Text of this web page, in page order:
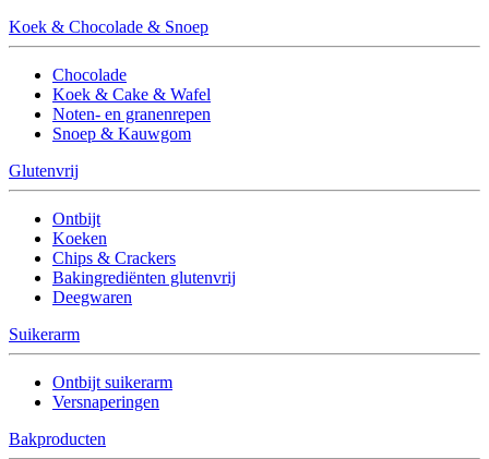
Koek & Chocolade & Snoep
Chocolade
Koek & Cake & Wafel
Noten- en granenrepen
Snoep & Kauwgom
Glutenvrij
Ontbijt
Koeken
Chips & Crackers
Bakingrediënten glutenvrij
Deegwaren
Suikerarm
Ontbijt suikerarm
Versnaperingen
Bakproducten